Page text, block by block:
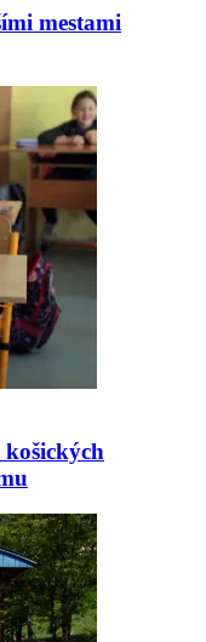
mestami